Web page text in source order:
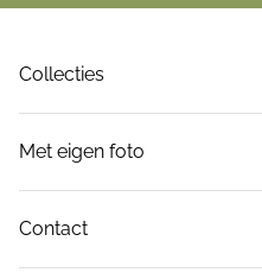
Collecties
Met eigen foto
Contact